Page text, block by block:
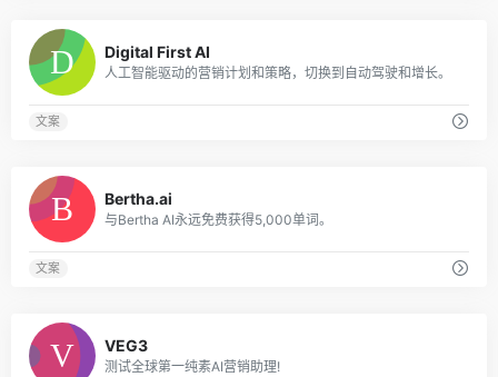
Digital First AI
人工智能驱动的营销计划和策略，切换到自动驾驶和增长。
文案
Bertha.ai
与Bertha AI永远免费获得5,000单词。
文案
VEG3
测试全球第一纯素AI营销助理!